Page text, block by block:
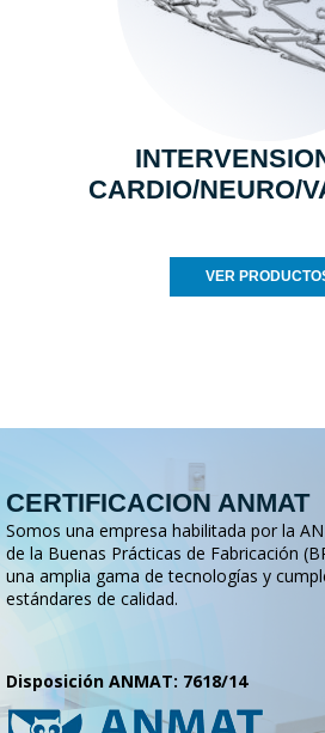
CARDIO/NEURO/
VER
CERTIFICACION ANMAT
Somos una empresa habilitada por la
de la Buenas Prácticas de Fabricación
una amplia gama de tecnologías y
estándares de calidad.
Disposición ANMAT: 7618/14